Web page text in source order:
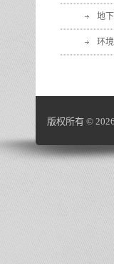
地
环
版权所有 ©